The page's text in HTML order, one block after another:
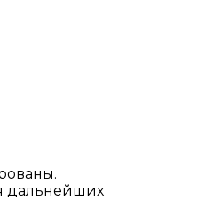
дальнейших